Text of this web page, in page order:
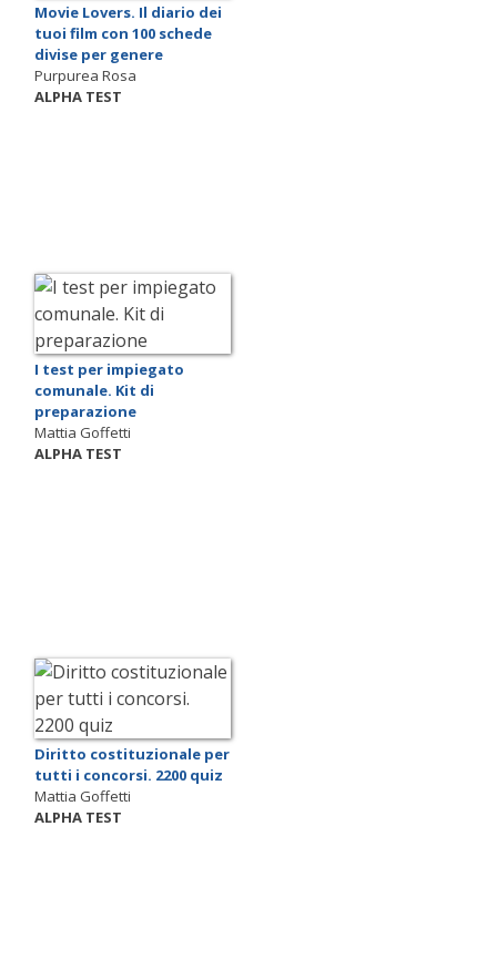
Movie Lovers. Il diario dei
tuoi film con 100 schede
divise per genere
Purpurea Rosa
ALPHA TEST
I test per impiegato
comunale. Kit di
preparazione
Mattia Goffetti
ALPHA TEST
Diritto costituzionale per
tutti i concorsi. 2200 quiz
Mattia Goffetti
ALPHA TEST